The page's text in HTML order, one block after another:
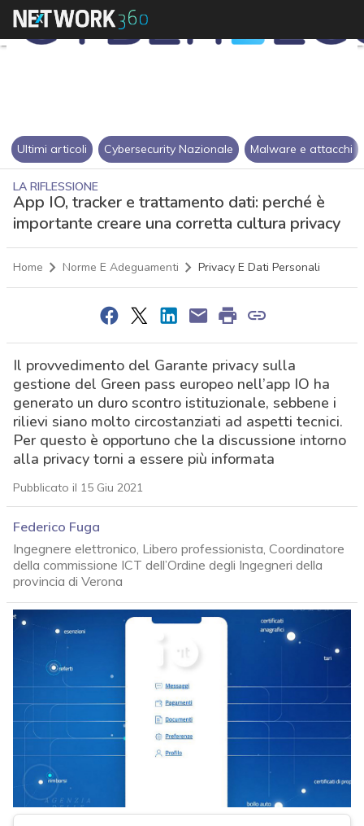
Ultimi articoli Cybersecurity Nazionale Malware e attacchi
LA RIFLESSIONE
App IO, tracker e trattamento dati: perché è
importante creare una corretta cultura privacy
Home Norme E Adeguamenti Privacy E Dati Personali
Il provvedimento del Garante privacy sulla
gestione del Green pass europeo nell’app IO ha
generato un duro scontro istituzionale, sebbene i
rilievi siano molto circostanziati ad aspetti tecnici.
Per questo è opportuno che la discussione intorno
alla privacy torni a essere più informata
Pubblicato il 15 Giu 2021
Federico Fuga
Ingegnere elettronico, Libero professionista, Coordinatore
della commissione ICT dell’Ordine degli Ingegneri della
provincia di Verona